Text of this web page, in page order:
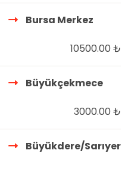
Bursa Merkez
10500.00 ₺
Büyükçekmece
3000.00 ₺
Büyükdere/Sarıyer